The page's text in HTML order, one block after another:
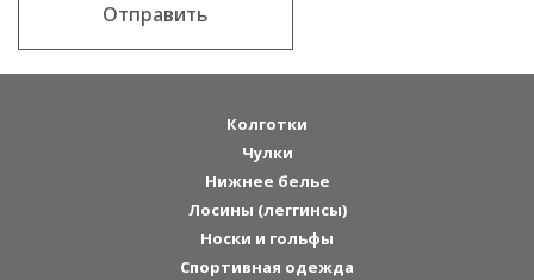
Отправить
Колготки
Чулки
Нижнее белье
Лосины (леггинсы)
Носки и гольфы
Спортивная одежда